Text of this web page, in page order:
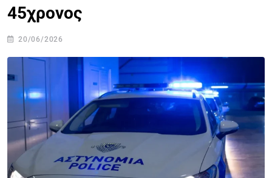
45χρονος
20/06/2026